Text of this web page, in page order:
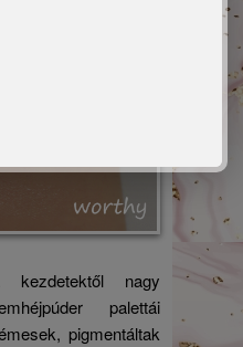
nagy
palettái
pigmentáltak